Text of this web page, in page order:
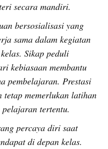
secara mandiri.
bersosialisasi yang
sama dalam kegiatan
Sikap peduli
kebiasaan membantu
pembelajaran. Prestasi
tetap memerlukan latihan
tertentu.
percaya diri saat
di depan kelas.